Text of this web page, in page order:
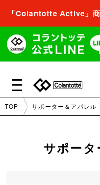
「Colantotte Active」
会員
会員
商品をお気に入り
会員登
TOP サポーター＆アパレル
サポー